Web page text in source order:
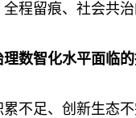
程留痕、社会共治
数智化水平面临
足、创新生态不